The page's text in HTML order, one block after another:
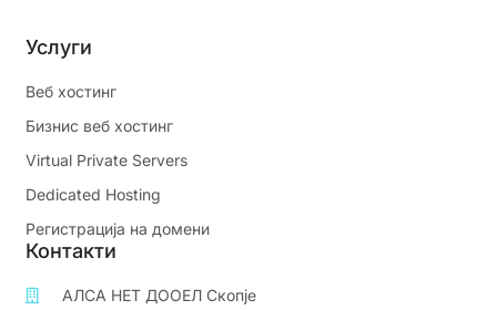
Услуги
Веб хостинг
Бизнис веб хостинг
Virtual Private Servers
Dedicated Hosting
Регистрација на домени
Контакти
АЛСА НЕТ ДООЕЛ Скопје